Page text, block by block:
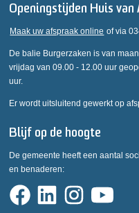
Openingstijden Huis
Maak uw afspraak online of via
De balie Burgerzaken is van
vrijdag van 09.00 - 12.00 uur
uur.
Er wordt uitsluitend gewerkt op
Blijf op de hoogte
De gemeente heeft een aantal
en benaderen: